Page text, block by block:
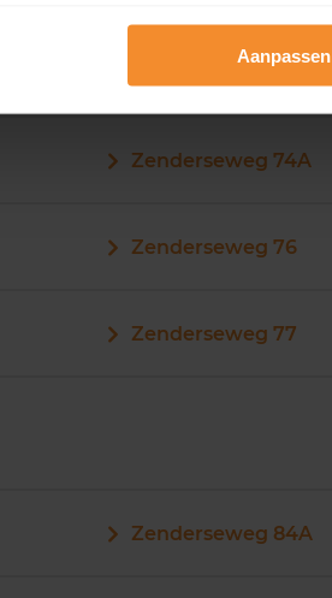
Aanpassen
Zenderseweg 74
Zenderseweg 74A
Zenderseweg 76
Zenderseweg 77
Zenderseweg 84A